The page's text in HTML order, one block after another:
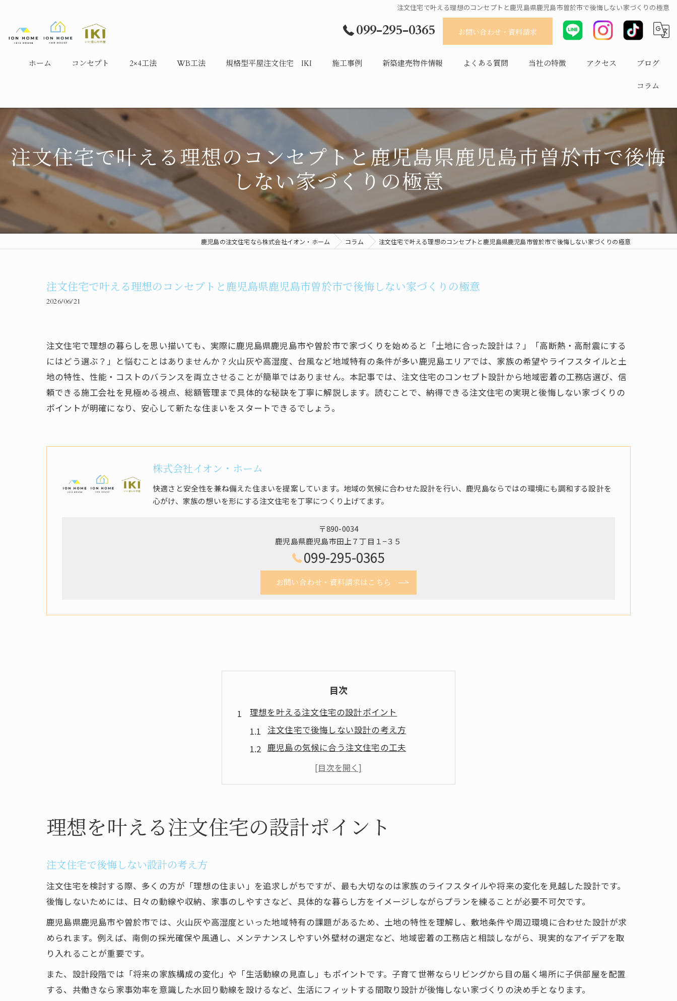
注文住宅で叶える理想のコンセプトと鹿児島県鹿児島市曽於市で後悔しない家づくりの極意
099-295-0365 お問い合わせ・資料請求
ホーム コンセプト 2×4工法 WB工法 規格型平屋注文住宅 IKI 施工事例 新築建売物件情報 よくある質問 当社の特徴
平屋
長持ち
健康住宅
省エネ
アクセス ブログ
コラム
注文住宅で叶える理想のコンセプトと鹿児島県鹿児島市曽於市で後悔
しない家づくりの極意
鹿児島の注文住宅なら株式会社イオン・ホーム コラム 注文住宅で叶える理想のコンセプトと鹿児島県鹿児島市曽於市で後悔しない家づくりの極意
注文住宅で叶える理想のコンセプトと鹿児島県鹿児島市曽於市で後悔しない家づくりの極意
2026/06/21
注文住宅で理想の暮らしを思い描いても、実際に鹿児島県鹿児島市や曽於市で家づくりを始めると「土地に合った設計は？」「高断熱・高耐震にする
にはどう選ぶ？」と悩むことはありませんか？火山灰や高湿度、台風など地域特有の条件が多い鹿児島エリアでは、家族の希望やライフスタイルと土
地の特性、性能・コストのバランスを両立させることが簡単ではありません。本記事では、注文住宅のコンセプト設計から地域密着の工務店選び、信
頼できる施工会社を見極める視点、総額管理まで具体的な秘訣を丁寧に解説します。読むことで、納得できる注文住宅の実現と後悔しない家づくりの
ポイントが明確になり、安心して新たな住まいをスタートできるでしょう。
株式会社イオン・ホーム
快適さと安全性を兼ね備えた住まいを提案しています。地域の気候に合わせた設計を行い、鹿児島ならではの環境にも調和する設計を
心がけ、家族の想いを形にする注文住宅を丁寧につくり上げてます。
〒890-0034
鹿児島県鹿児島市田上７丁目１−３５
099-295-0365
お問い合わせ・資料請求はこちら
目次
理想を叶える注文住宅の設計ポイント
注文住宅で後悔しない設計の考え方
鹿児島の気候に合う注文住宅の工夫
暮らしやすい注文住宅の間取り提案
注文住宅で重視すべき断熱と耐震性
家族らしさを実現するコンセプト住宅の魅力
注文住宅で家族の理想を形にする方法
共働き世帯に最適な注文住宅の工夫
子育て世帯が考える注文住宅の魅力
鹿児島の気候と注文住宅の相性を考える
火山灰対策に強い注文住宅の工夫
台風に強い注文住宅の設計ポイント
鹿児島の風土に合う注文住宅の特徴
理想を叶える注文住宅の設計ポイント
注文住宅で後悔しない設計の考え方
注文住宅を検討する際、多くの方が「理想の住まい」を追求しがちですが、最も大切なのは家族のライフスタイルや将来の変化を見越した設計です。
後悔しないためには、日々の動線や収納、家事のしやすさなど、具体的な暮らし方をイメージしながらプランを練ることが必要不可欠です。
鹿児島県鹿児島市や曽於市では、火山灰や高湿度といった地域特有の課題があるため、土地の特性を理解し、敷地条件や周辺環境に合わせた設計が求
められます。例えば、南側の採光確保や風通し、メンテナンスしやすい外壁材の選定など、地域密着の工務店と相談しながら、現実的なアイデアを取
り入れることが重要です。
また、設計段階では「将来の家族構成の変化」や「生活動線の見直し」もポイントです。子育て世帯ならリビングから目の届く場所に子供部屋を配置
する、共働きなら家事効率を意識した水回り動線を設けるなど、生活にフィットする間取り設計が後悔しない家づくりの決め手となります。